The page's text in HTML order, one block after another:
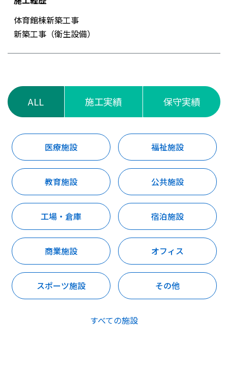
体育館棟新築工事
新築工事（衛生設備）
ALL 施工実績 保守実績
医療施設 福祉施設
教育施設 公共施設
工場・倉庫 宿泊施設
商業施設 オフィス
スポーツ施設 その他
すべての施設